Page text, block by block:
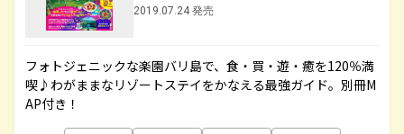
2019.07.24 発売
フォトジェニックな楽園バリ島で、食・買・遊・癒を120％満
喫♪わがままなリゾートステイをかなえる最強ガイド。別冊M
AP付き！